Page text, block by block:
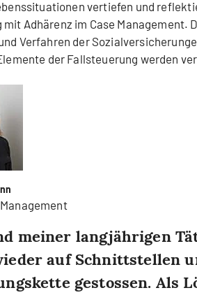
vertiefen und
mit Adhärenz im Case Management.
Verfahren der
der Fallsteuerung werden
meiner langjährigen
auf Schnittstellen
gestossen. Als